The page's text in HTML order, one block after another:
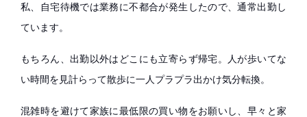
私、自宅待機では業務に不都合が発生したので、通常出勤し
ています。
もちろん、出勤以外はどこにも立寄らず帰宅。人が歩いてな
い時間を見計らって散歩に一人プラプラ出かけ気分転換。
混雑時を避けて家族に最低限の買い物をお願いし、早々と家